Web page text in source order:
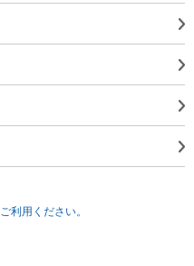
利用ください。